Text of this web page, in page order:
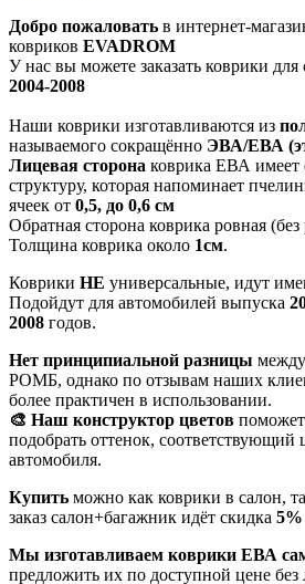
Добро пожаловать в интернет-
ковриков EVADROM
У нас вы можете заказать коврики для
2004-2008
Наши коврики изготавливаются из
называемого сокращённо ЭВА/ЕВА
Лицевая сторона коврика ЕВА имеет
структуру, которая напоминает
ячеек от 0,5, до 0,6 см
Обратная сторона коврика ровная
Толщина коврика около 1см.
Коврики НЕ универсальные, идут
Подойдут для автомобилей выпуска
2008 годов.
Нет принципиальной разницы
РОМБ, однако по отзывам наших
более практичен в использовании.
🎨 Наш конструктор цветов
подобрать оттенок, соответствующий
автомобиля.
Купить можно как коврики в салон,
заказ салон+багажник идёт скидка 5%
Мы изготавливаем коврики ЕВА
предложить их по доступной цене